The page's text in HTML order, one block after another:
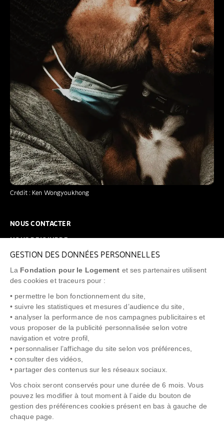
GESTION DES DONNÉES PERSONNELLES
La Fondation pour le Logement et ses partenaires utilisent
des cookies et traceurs pour :
• permettre le bon fonctionnement du site,
• suivre les statistiques et mesures d’audience du site,
• analyser la performance de nos campagnes publicitaires et
vous proposer de la publicité personnalisée selon votre
navigation et votre profil,
• personnaliser l’affichage du site selon vos préférences,
• consulter des vidéos,
• partager des contenus sur les réseaux sociaux.
Vos choix seront conservés pour une durée de 6 mois. Vous
pouvez les modifier à tout moment à l’aide du bouton de
gestion des préférences cookies présent en bas à gauche de
chaque page.
Crédit : Ken Wongyoukhong
NOUS CONTACTER
FAQ
NEWSLETTER
"Allô Prévention Expulsion" 0805 299 049